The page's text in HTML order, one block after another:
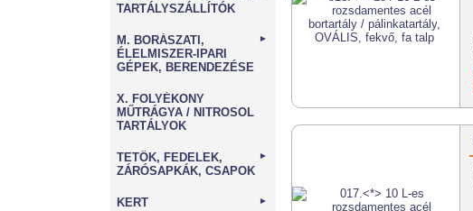
TARTÁLYSZÁLLÍTÓK
M. BORÁSZATI,
ÉLELMISZER-IPARI
GÉPEK, BERENDEZÉSE
►
X. FOLYÉKONY
MŰTRÁGYA / NITROSOL
TARTÁLYOK
TETŐK, FEDELEK,
ZÁRÓSAPKÁK, CSAPOK
►
KERT ►